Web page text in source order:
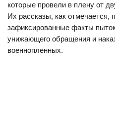
которые провели в плену от
Их рассказы, как отмечается,
зафиксированные факты
унижающего обращения и
военнопленных.